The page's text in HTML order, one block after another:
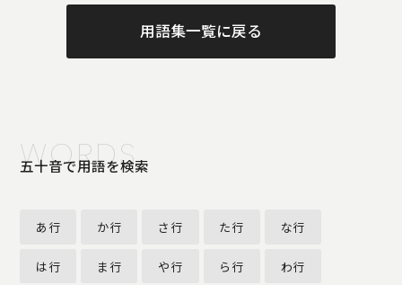
用語集一覧に戻る
WORDS
五十音で用語を検索
あ行 か行 さ行 た行 な行
は行 ま行 や行 ら行 わ行